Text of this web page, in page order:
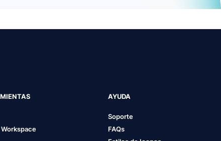
AYUDA
Soporte
FAQs